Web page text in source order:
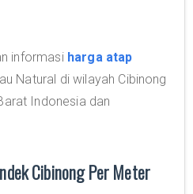
informasi harga atap
Natural di wilayah Cibinong
Indonesia dan
Cibinong Per Meter